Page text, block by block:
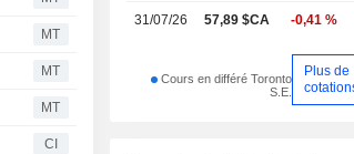
MT
MT
MT
CI
31/07/26 57,89 $CA -0,41 %
Cours en différé Toronto
S.E.
Plus de